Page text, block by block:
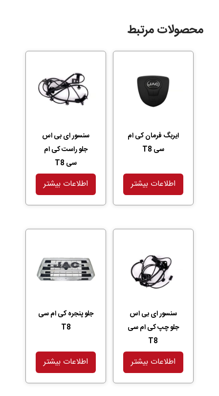
محصولات مرتبط
ایربگ فرمان کی ام
سی T8
اطلاعات بیشتر
سنسور ای بی اس
جلو راست کی ام
سی T8
اطلاعات بیشتر
سنسور ای بی اس
جلو چپ کی ام سی
T8
اطلاعات بیشتر
جلو پنجره کی ام سی
T8
اطلاعات بیشتر